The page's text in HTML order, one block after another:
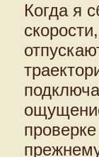
Когда я